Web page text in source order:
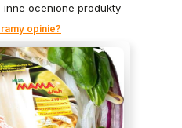
inne ocenione produkty
opinie?